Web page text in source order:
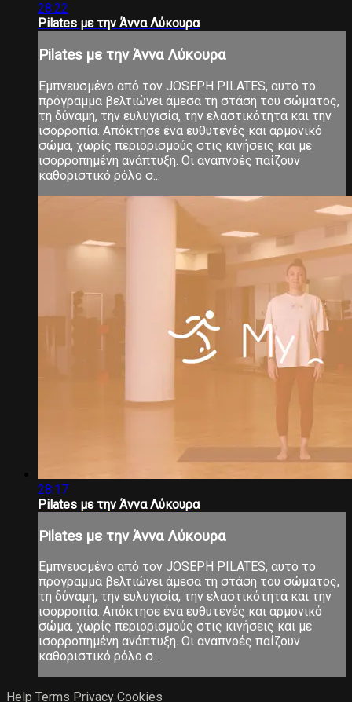
28:22
Pilates με την Άννα Λύκουρα
Pilates με την Άννα Λύκουρα
Εμπνευσμένο από τον JOSEPH PILATES, αυτό το
πρόγραμμα βελτιώνει άμεσα τη στάση του σώματος,
τη δύναμη, την ευλυγισία, την ελαστικότητα και την
ισορροπία. Απόκτησε ένα ευθυτενές και αρμονικό
σώμα, χωρίς περιορισμούς στις κινήσεις και με
ισορροπημένη ανάπτυξη. Οι αναπνοές παίζουν
καθοριστικό ρόλο σ...
28:17
Pilates με την Άννα Λύκουρα
Pilates με την Άννα Λύκουρα
Εμπνευσμένο από τον JOSEPH PILATES, αυτό το
πρόγραμμα βελτιώνει άμεσα τη στάση του σώματος,
τη δύναμη, την ευλυγισία, την ελαστικότητα και την
ισορροπία. Απόκτησε ένα ευθυτενές και αρμονικό
σώμα, χωρίς περιορισμούς στις κινήσεις και με
ισορροπημένη ανάπτυξη. Οι αναπνοές παίζουν
καθοριστικό ρόλο σ...
Help Terms Privacy Cookies